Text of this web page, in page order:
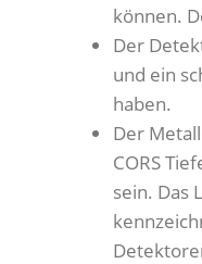
können.
Der
und ein
haben.
Der
CORS
sein. Das